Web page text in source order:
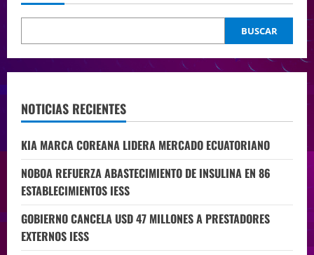
BUSCAR
NOTICIAS RECIENTES
KIA MARCA COREANA LIDERA MERCADO ECUATORIANO
NOBOA REFUERZA ABASTECIMIENTO DE INSULINA EN 86
ESTABLECIMIENTOS IESS
GOBIERNO CANCELA USD 47 MILLONES A PRESTADORES
EXTERNOS IESS